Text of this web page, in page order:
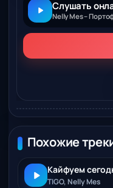
Слушать
Nelly Mes –
Похожие
Кайфуем
TIGO, Nelly Mes